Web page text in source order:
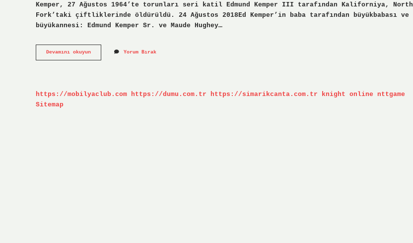
Kemper, 27 Ağustos 1964’te torunları seri katil Edmund Kemper III tarafından Kaliforniya, North
Fork’taki çiftliklerinde öldürüldü. 24 Ağustos 2018Ed Kemper’in baba tarafından büyükbabası ve
büyükannesi: Edmund Kemper Sr. ve Maude Hughey…
Devamını okuyunEd
Kemper
Yorum Bırak
https://mobilyaclub.com https://dumu.com.tr https://simarikcanta.com.tr knight online
nttgame
Sitemap